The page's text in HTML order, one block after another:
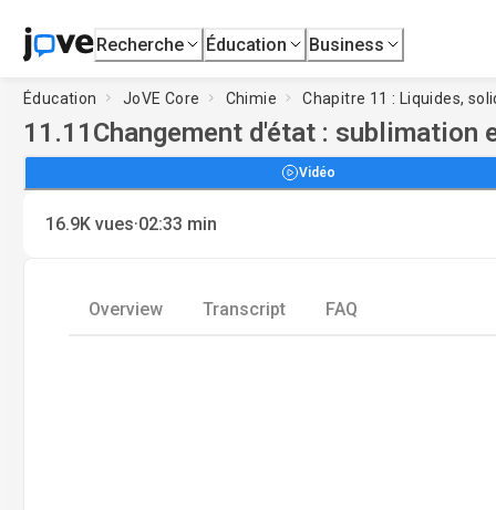
Recherche Éducation Business
Éducation JoVE Core Chimie Chapitre 11 : Liquides,
11.11 Changement d'état : sublimation
Vidéo
16.9K vues·02:33 min
Overview Transcript FAQ